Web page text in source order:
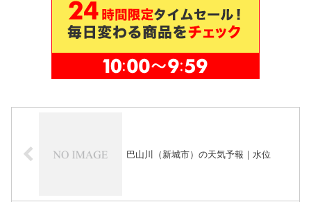
巴山川（新城市）の天気予報｜水位